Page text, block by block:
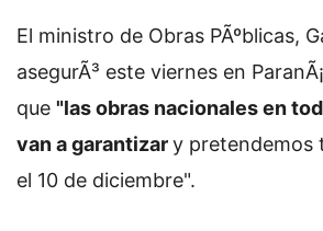
El ministro de Obras PÃºblicas,
asegurÃ³ este viernes en
que "las obras nacionales en
van a garantizary pretendemos
el 10 de diciembre".